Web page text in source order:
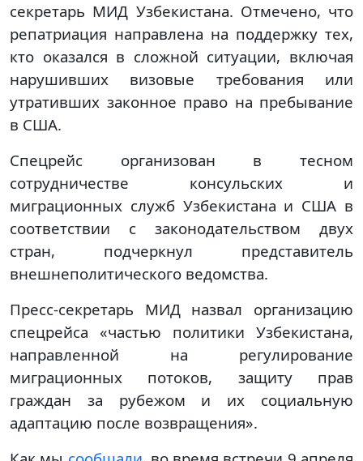
секретарь МИД Узбекистана. Отмечено, что
репатриация направлена на поддержку тех,
кто оказался в сложной ситуации, включая
нарушивших визовые требования или
утративших законное право на пребывание
в США.
Спецрейс организован в тесном
сотрудничестве консульских и
миграционных служб Узбекистана и США в
соответствии с законодательством двух
стран, подчеркнул представитель
внешнеполитического ведомства.
Пресс-секретарь МИД назвал организацию
спецрейса «частью политики Узбекистана,
направленной на регулирование
миграционных потоков, защиту прав
граждан за рубежом и их социальную
адаптацию после возвращения».